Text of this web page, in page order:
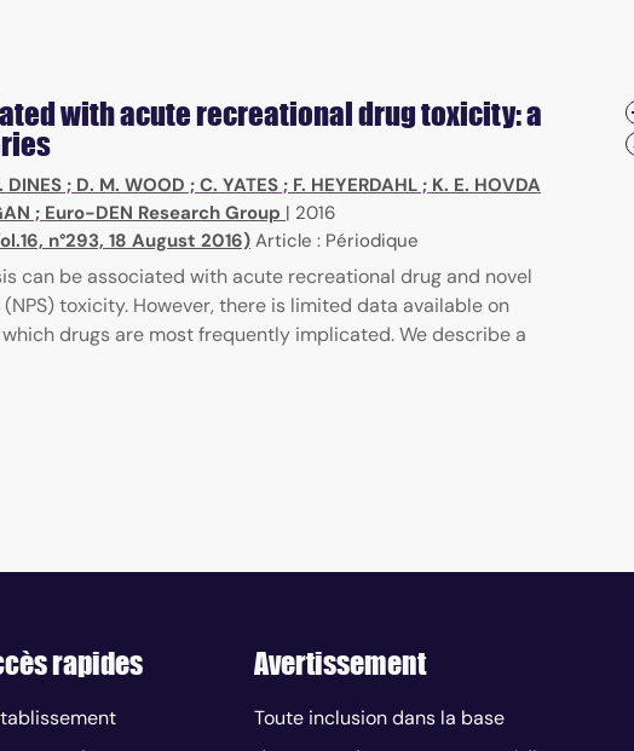
with acute recreational drug toxicity: a
DINES; D. M. WOOD ; C. YATES; F. HEYERDAHL; K. E. HOVDA
; Euro-DEN Research Group | 2016
n°293, 18 August 2016) Article : Périodique
can be associated with acute recreational drug and novel
toxicity. However, there is limited data available on
drugs are most frequently implicated. We describe a
rapides Avertissement
Toute inclusion dans la base